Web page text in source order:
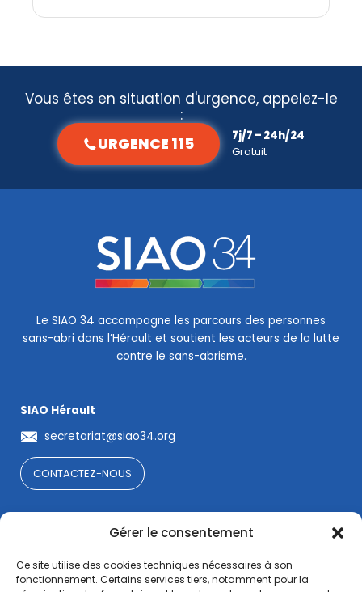
Gérer le consentement
Ce site utilise des cookies techniques nécessaires à son
fonctionnement. Certains services tiers, notamment pour la
Vous êtes en situation d'urgence, appelez-le
:
URGENCE 115
7j/7 – 24h/24
Gratuit
Le SIAO 34 accompagne les parcours des personnes
sans-abri dans l’Hérault et soutient les acteurs de la lutte
contre le sans-abrisme.
SIAO Hérault
secretariat@siao34.org
CONTACTEZ-NOUS
numérique